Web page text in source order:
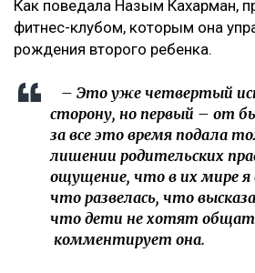
Как поведала Назым Кахарман,
фитнес-клубом, которым она
рождения второго ребенка.
– Это уже четвертый
сторону, но первый – от
за все это время подала
лишении родительских
ощущение, что в их мире я
что развелась, что
что дети не хотят
комментирует она.